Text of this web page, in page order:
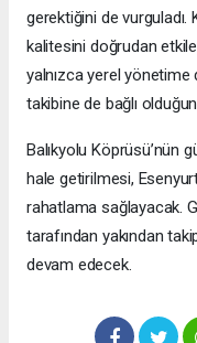
gerektiğini de vurguladı.
kalitesini doğrudan
yalnızca yerel yönetime
takibine de bağlı
Balıkyolu Köprüsü’nün
hale getirilmesi,
rahatlama sağlayacak.
tarafından yakından
devam edecek.